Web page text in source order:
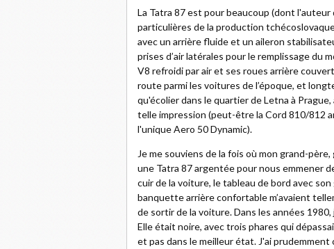
La Tatra 87 est pour beaucoup (dont
particulières de la production
avec un arrière fluide et un aileron
prises d’air latérales pour le remplissage du
V8 refroidi par air et ses roues arrière
route parmi les voitures de l’époque, et
qu'écolier dans le quartier de Letna à
telle impression (peut-être la Cord 810/812
l'unique Aero 50 Dynamic).
Je me souviens de la fois où mon grand-
une Tatra 87 argentée pour nous emmener
cuir de la voiture, le tableau de bord avec
banquette arrière confortable m’avaient
de sortir de la voiture. Dans les années
Elle était noire, avec trois phares qui
et pas dans le meilleur état. J'ai